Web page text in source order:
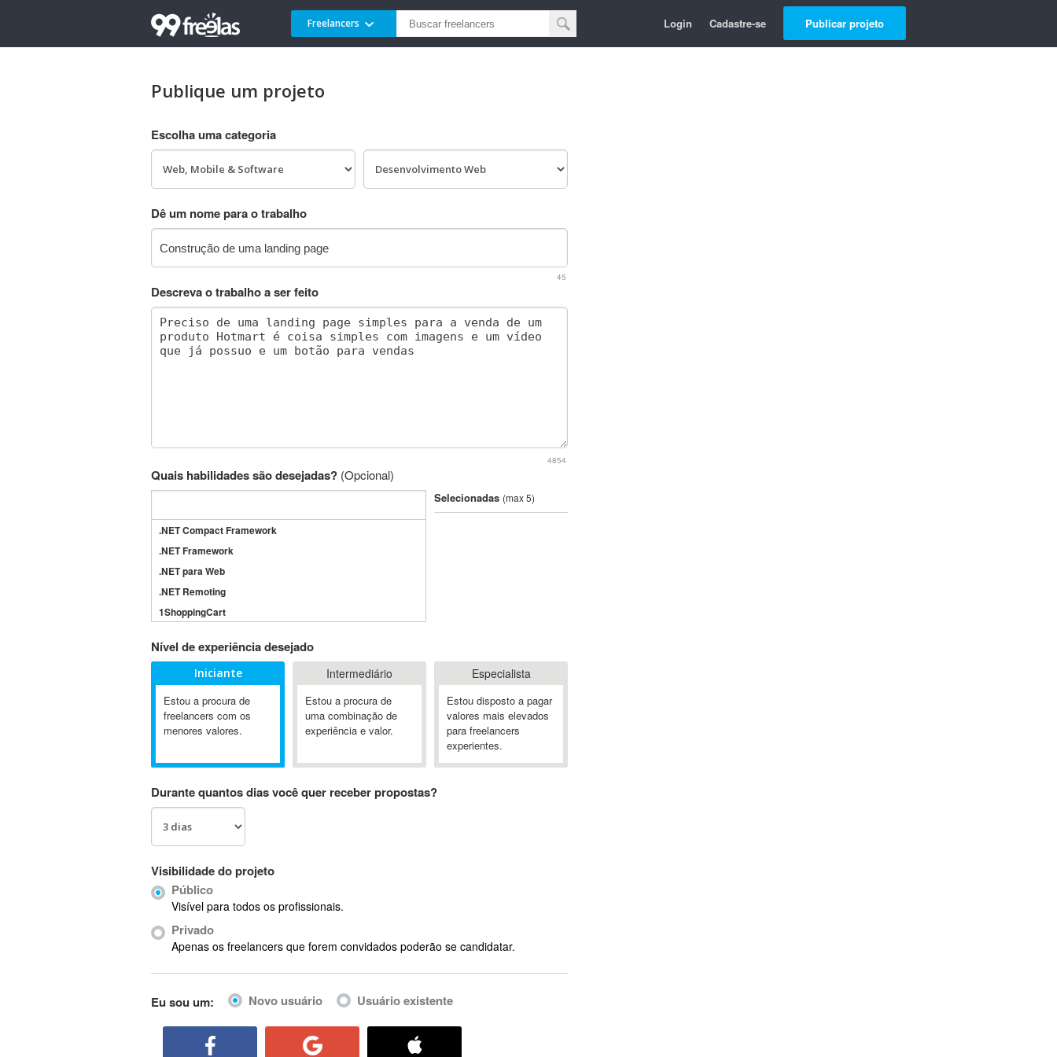
Freelancers Login Cadastre-se Publicar projeto
Publique um projeto
Escolha uma categoria
Dê um nome para o trabalho
45
Descreva o trabalho a ser feito
4854
Quais habilidades são desejadas? (Opcional)
.NET Compact Framework
.NET Framework
.NET para Web
.NET Remoting
1ShoppingCart
3GSM
4D Dimension
802.11
A&P
A-GPS
Ab Initio
ABIS
AbleCommerce
Ableton Live
Abstract Window Toolkit (AWT)
Selecionadas (max 5)
Nível de experiência desejado
Iniciante
Estou a procura de
freelancers com os
menores valores.
Intermediário
Estou a procura de
uma combinação de
experiência e valor.
Especialista
Estou disposto a pagar
valores mais elevados
para freelancers
experientes.
Durante quantos dias você quer receber propostas?
Visibilidade do projeto
Público
Visível para todos os profissionais.
Privado
Apenas os freelancers que forem convidados poderão se candidatar.
Eu sou um: Novo usuário Usuário existente